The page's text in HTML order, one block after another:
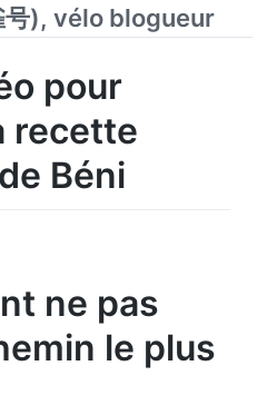
), vélo blogueur
pour
recette
Béni
ne pas
le plus